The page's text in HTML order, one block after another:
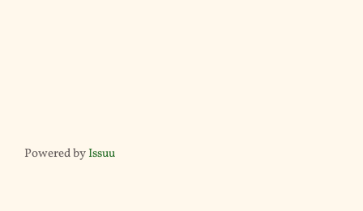
Powered byIssuu